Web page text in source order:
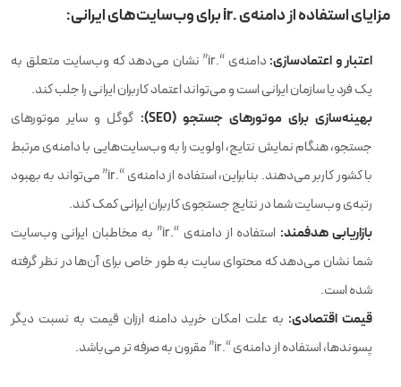
مزایای استفاده از دامنه‌ی .ir برای وب‌سایت‌های ایرانی:
اعتبار و اعتمادسازی:
دامنه‌ی “.ir” نشان می‌دهد که وب‌سایت متعلق به
یک فرد یا سازمان ایرانی است و می‌تواند اعتماد کاربران ایرانی را جلب کند.
بهینه‌سازی برای موتورهای جستجو (SEO):
گوگل و سایر موتورهای
جستجو، هنگام نمایش نتایج، اولویت را به وب‌سایت‌هایی با دامنه‌ی مرتبط
با کشور کاربر می‌دهند. بنابراین، استفاده از دامنه‌ی “.ir” می‌تواند به بهبود
رتبه‌ی وب‌سایت شما در نتایج جستجوی کاربران ایرانی کمک کند.
بازاریابی هدفمند:
استفاده از دامنه‌ی “.ir” به مخاطبان ایرانی وب‌سایت
شما نشان می‌دهد که محتوای سایت به طور خاص برای آن‌ها در نظر گرفته
شده است.
قیمت اقتصادی: به علت امکان خرید دامنه ارزان قیمت به نسبت دیگر
پسوندها، استفاده از دامنه‌ی “.ir” مقرون به صرفه تر می‌باشد.